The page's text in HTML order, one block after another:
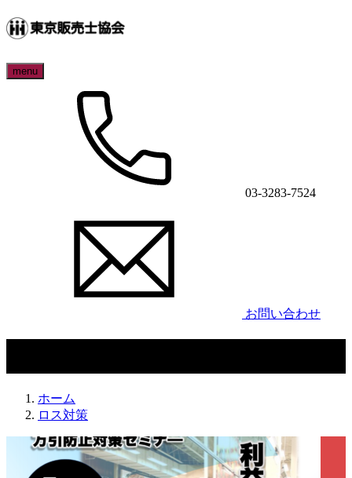
menu
03-3283-7524
お問い合わせ
ホーム
ロス対策